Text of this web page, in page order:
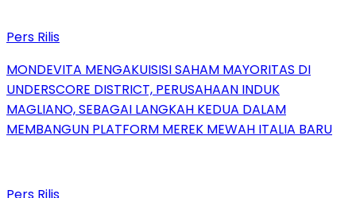
Pers Rilis
MONDEVITA MENGAKUISISI SAHAM MAYORITAS DI
UNDERSCORE DISTRICT, PERUSAHAAN INDUK
MAGLIANO, SEBAGAI LANGKAH KEDUA DALAM
MEMBANGUN PLATFORM MEREK MEWAH ITALIA BARU
Pers Rilis